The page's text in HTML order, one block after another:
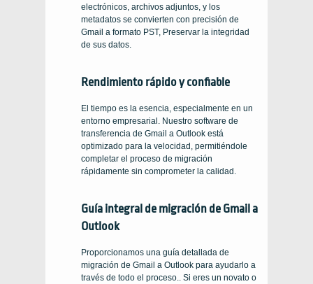
electrónicos, archivos adjuntos, y los
metadatos se convierten con precisión de
Gmail a formato PST, Preservar la integridad
de sus datos.
Rendimiento rápido y confiable
El tiempo es la esencia, especialmente en un
entorno empresarial. Nuestro software de
transferencia de Gmail a Outlook está
optimizado para la velocidad, permitiéndole
completar el proceso de migración
rápidamente sin comprometer la calidad.
Guía integral de migración de Gmail a
Outlook
Proporcionamos una guía detallada de
migración de Gmail a Outlook para ayudarlo a
través de todo el proceso.. Si eres un novato o